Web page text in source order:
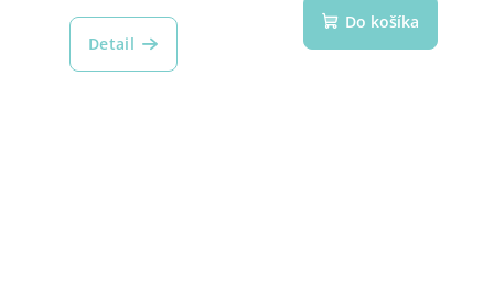
hodnotenie
produktu
Detail
Do košíka